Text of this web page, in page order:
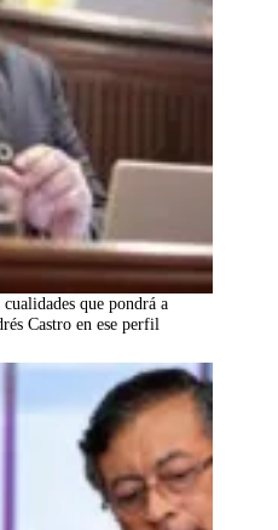
que pondrá a
Castro en ese perfil